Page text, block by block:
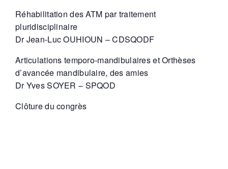
Réhabilitation des ATM par traitement
pluridisciplinaire
Dr Jean-Luc OUHIOUN – CDSQODF
Articulations temporo-mandibulaires et Orthèses
d’avancée mandibulaire, des amies
Dr Yves SOYER – SPQOD
Clôture du congrès